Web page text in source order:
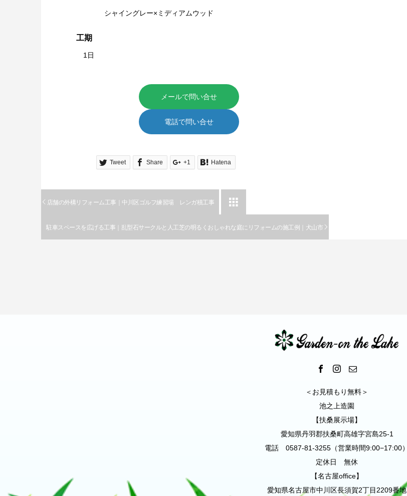
シャイングレー×ミディアムウッド
工期
1日
メールで問い合せ
電話で問い合せ
Tweet Share +1 Hatena
店舗の外構リフォーム工事｜中川区ゴルフ練習場 レンガ積工事 
駐車スペースを広げる工事｜乱型石サークルと人工芝の明るくおしゃれな庭にリフォームの施工例｜犬山市
＜お見積もり無料＞
池之上造園
【扶桑展示場】
愛知県丹羽郡扶桑町高雄字宮島25-1
電話 0587-81-3255（営業時間9:00−17:00）
定休日 無休
【名古屋office】
愛知県名古屋市中川区長須賀2丁目2209番地